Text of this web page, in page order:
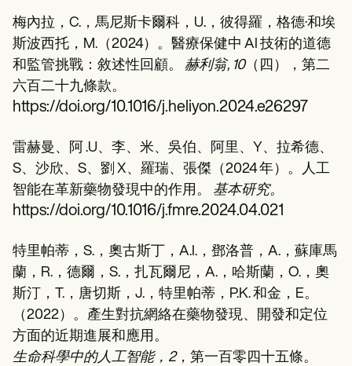
梅內拉，C.，馬尼斯卡爾科，U.，彼得羅，格德·和埃
斯波西托，M.（2024）。醫療保健中 AI 技術的道德
和監管挑戰：敘述性回顧。 赫利翁, 10（四），第二
六百二十九條款。
https://doi.org/10.1016/j.heliyon.2024.e26297
雷赫曼、阿 .U、李、米、吳伯、阿里、Y、拉希德、
S、沙欣、S、劉 X、羅瑞、張傑（2024 年）。人工
智能在革新藥物發現中的作用。 基本研究。
https://doi.org/10.1016/j.fmre.2024.04.021
特里帕蒂，S.，奧古斯丁，A.I.，鄧洛普，A.，蘇庫馬
蘭，R.，德爾，S.，扎瓦爾尼，A.，哈斯蘭，O.，奧
斯汀，T.，唐切斯，J.，特里帕蒂，P.K. 和金，E。
（2022）。產生對抗網絡在藥物發現、開發和定位
方面的近期進展和應用。
生命科學中的人工智能，2，第一百零四十五條。